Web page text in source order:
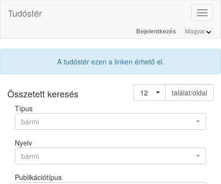
Tudóstér
Bejelentkezés
A tudóstér ezen a linken érhető el.
Összetett keresés 12
találat/oldal
Típus
bármi
Nyelv
bármi
Publikációtípus